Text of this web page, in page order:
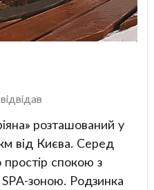
розташований у
від Києва. Серед
простір спокою з
зоною. Родзинка